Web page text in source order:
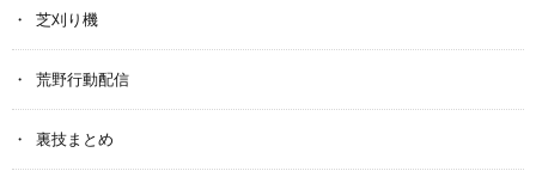
芝刈り機
荒野行動配信
裏技まとめ